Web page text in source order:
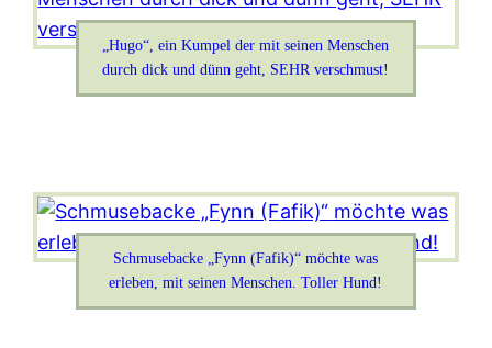
„Hugo“, ein Kumpel der mit seinen Menschen
durch dick und dünn geht, SEHR verschmust!
Schmusebacke „Fynn (Fafik)“ möchte was
erleben, mit seinen Menschen. Toller Hund!